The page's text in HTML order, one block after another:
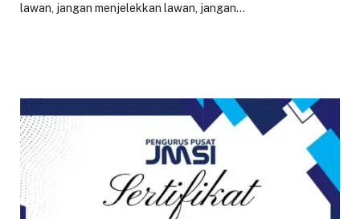
lawan, jangan menjelekkan lawan, jangan…